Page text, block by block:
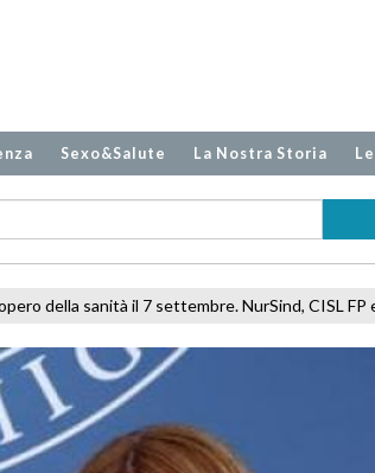
Sexo&Salute La Nostra Storia
NurSind, CISL FP e FIALS: ''Organici al